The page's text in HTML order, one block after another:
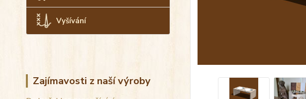
Vyšívání
Zajímavosti z naší výroby